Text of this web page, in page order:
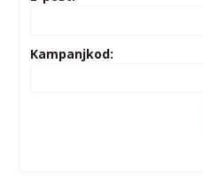
Kampanjkod: